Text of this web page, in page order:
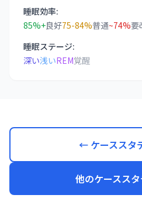
睡眠効率:
85%+良好75-84%普通~74%要
睡眠ステージ:
深い浅いREM覚醒
← ケーススタ
他のケースス